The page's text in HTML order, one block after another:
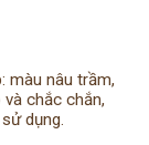
màu nâu trầm,
chắc chắn,
dụng.